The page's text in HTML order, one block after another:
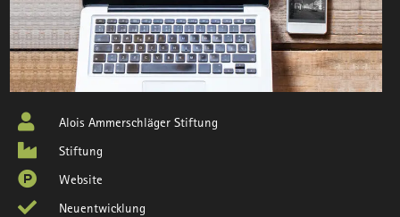
Alois Ammerschläger Stiftung
Stiftung
Website
Neuentwicklung